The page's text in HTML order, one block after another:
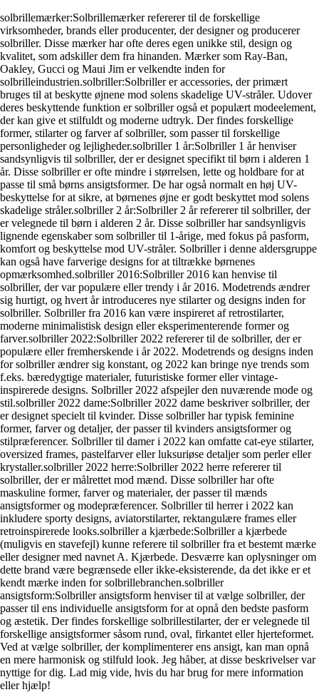
solbrillemærker:Solbrillemærker refererer til de forskellige
virksomheder, brands eller producenter, der designer og producerer
solbriller. Disse mærker har ofte deres egen unikke stil, design og
kvalitet, som adskiller dem fra hinanden. Mærker som Ray-Ban,
Oakley, Gucci og Maui Jim er velkendte inden for
solbrilleindustrien.solbriller:Solbriller er accessories, der primært
bruges til at beskytte øjnene mod solens skadelige UV-stråler. Udover
deres beskyttende funktion er solbriller også et populært modeelement,
der kan give et stilfuldt og moderne udtryk. Der findes forskellige
former, stilarter og farver af solbriller, som passer til forskellige
personligheder og lejligheder.solbriller 1 år:Solbriller 1 år henviser
sandsynligvis til solbriller, der er designet specifikt til børn i alderen 1
år. Disse solbriller er ofte mindre i størrelsen, lette og holdbare for at
passe til små børns ansigtsformer. De har også normalt en høj UV-
beskyttelse for at sikre, at børnenes øjne er godt beskyttet mod solens
skadelige stråler.solbriller 2 år:Solbriller 2 år refererer til solbriller, der
er velegnede til børn i alderen 2 år. Disse solbriller har sandsynligvis
lignende egenskaber som solbriller til 1-årige, med fokus på pasform,
komfort og beskyttelse mod UV-stråler. Solbriller i denne aldersgruppe
kan også have farverige designs for at tiltrække børnenes
opmærksomhed.solbriller 2016:Solbriller 2016 kan henvise til
solbriller, der var populære eller trendy i år 2016. Modetrends ændrer
sig hurtigt, og hvert år introduceres nye stilarter og designs inden for
solbriller. Solbriller fra 2016 kan være inspireret af retrostilarter,
moderne minimalistisk design eller eksperimenterende former og
farver.solbriller 2022:Solbriller 2022 refererer til de solbriller, der er
populære eller fremherskende i år 2022. Modetrends og designs inden
for solbriller ændrer sig konstant, og 2022 kan bringe nye trends som
f.eks. bæredygtige materialer, futuristiske former eller vintage-
inspirerede designs. Solbriller 2022 afspejler den nuværende mode og
stil.solbriller 2022 dame:Solbriller 2022 dame beskriver solbriller, der
er designet specielt til kvinder. Disse solbriller har typisk feminine
former, farver og detaljer, der passer til kvinders ansigtsformer og
stilpræferencer. Solbriller til damer i 2022 kan omfatte cat-eye stilarter,
oversized frames, pastelfarver eller luksuriøse detaljer som perler eller
krystaller.solbriller 2022 herre:Solbriller 2022 herre refererer til
solbriller, der er målrettet mod mænd. Disse solbriller har ofte
maskuline former, farver og materialer, der passer til mænds
ansigtsformer og modepræferencer. Solbriller til herrer i 2022 kan
inkludere sporty designs, aviatorstilarter, rektangulære frames eller
retroinspirerede looks.solbriller a kjærbede:Solbriller a kjærbede
(muligvis en stavefejl) kunne referere til solbriller fra et bestemt mærke
eller designer med navnet A. Kjærbede. Desværre kan oplysninger om
dette brand være begrænsede eller ikke-eksisterende, da det ikke er et
kendt mærke inden for solbrillebranchen.solbriller
ansigtsform:Solbriller ansigtsform henviser til at vælge solbriller, der
passer til ens individuelle ansigtsform for at opnå den bedste pasform
og æstetik. Der findes forskellige solbrillestilarter, der er velegnede til
forskellige ansigtsformer såsom rund, oval, firkantet eller hjerteformet.
Ved at vælge solbriller, der komplimenterer ens ansigt, kan man opnå
en mere harmonisk og stilfuld look. Jeg håber, at disse beskrivelser var
nyttige for dig. Lad mig vide, hvis du har brug for mere information
eller hjælp!